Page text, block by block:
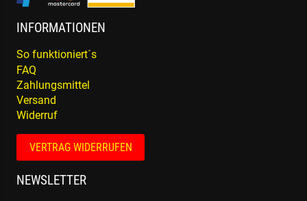
INFORMATIONEN
So funktioniert´s
FAQ
Zahlungsmittel
Versand
Widerruf
VERTRAG WIDERRUFEN
NEWSLETTER